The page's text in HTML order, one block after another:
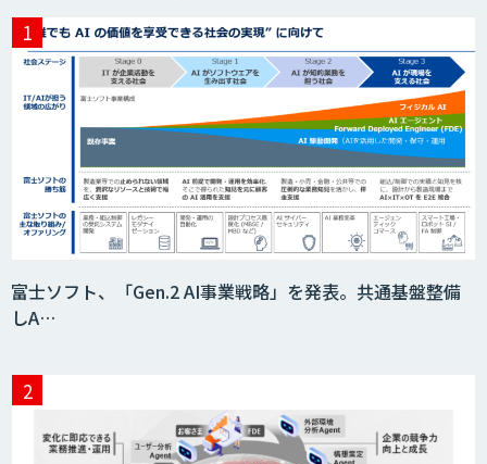
富士ソフト、「Gen.2 AI事業戦略」を発表。共通基盤整備
しA…